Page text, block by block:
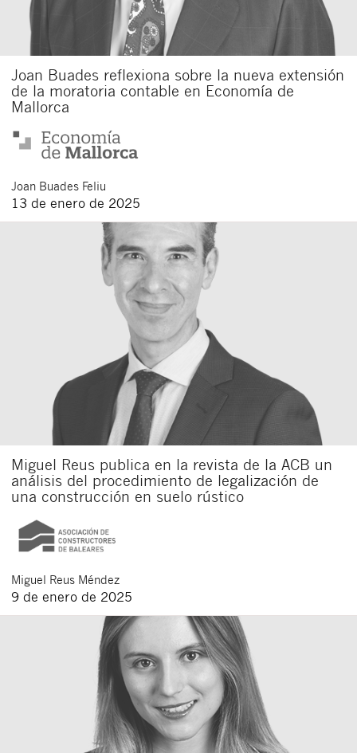
Joan Buades reflexiona sobre la nueva extensión
de la moratoria contable en Economía de
Mallorca
Joan Buades Feliu
13 de enero de 2025
Miguel Reus publica en la revista de la ACB un
análisis del procedimiento de legalización de
una construcción en suelo rústico
Miguel Reus Méndez
9 de enero de 2025